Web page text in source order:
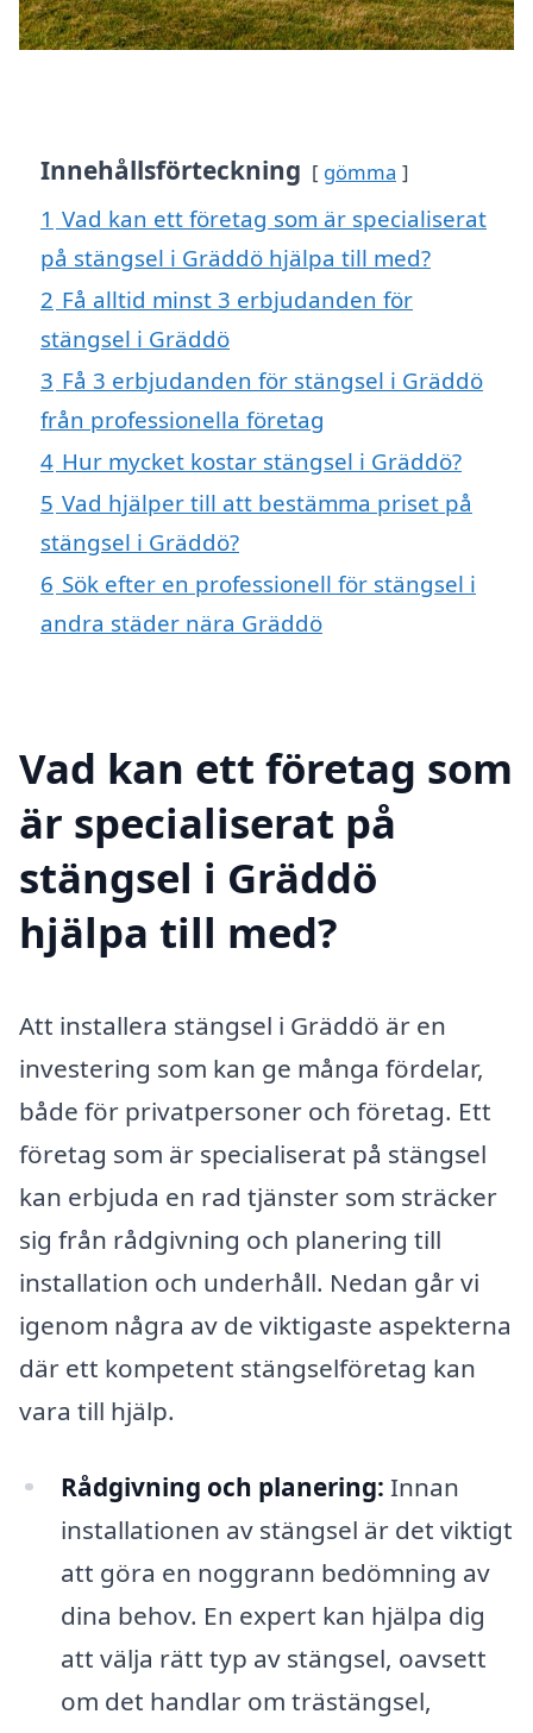
Innehållsförteckning gömma
1 Vad kan ett företag som är specialiserat
på stängsel i Gräddö hjälpa till med?
2 Få alltid minst 3 erbjudanden för
stängsel i Gräddö
3 Få 3 erbjudanden för stängsel i Gräddö
från professionella företag
4 Hur mycket kostar stängsel i Gräddö?
5 Vad hjälper till att bestämma priset på
stängsel i Gräddö?
6 Sök efter en professionell för stängsel i
andra städer nära Gräddö
Vad kan ett företag som
är specialiserat på
stängsel i Gräddö
hjälpa till med?
Att installera stängsel i Gräddö är en
investering som kan ge många fördelar,
både för privatpersoner och företag. Ett
företag som är specialiserat på stängsel
kan erbjuda en rad tjänster som sträcker
sig från rådgivning och planering till
installation och underhåll. Nedan går vi
igenom några av de viktigaste aspekterna
där ett kompetent stängselföretag kan
vara till hjälp.
Rådgivning och planering: Innan
installationen av stängsel är det viktigt
att göra en noggrann bedömning av
dina behov. En expert kan hjälpa dig
att välja rätt typ av stängsel, oavsett
om det handlar om trästängsel,